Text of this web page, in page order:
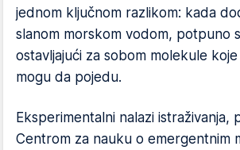
jednom ključnom razlikom: kada
slanom morskom vodom, potpuno
ostavljajući za sobom molekule
mogu da pojedu.
Eksperimentalni nalazi istraživanja,
Centrom za nauku o emergentnim